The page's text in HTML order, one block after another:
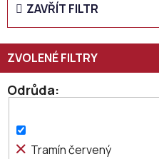
n
p
r
o
u
ZAVŘÍT FILTR
Odrůda
Tramín červený